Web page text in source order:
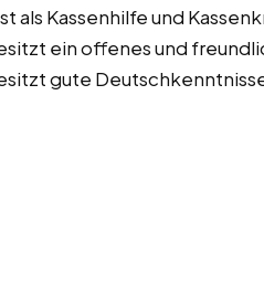
als Kassenhilfe und
ein offenes und
gute